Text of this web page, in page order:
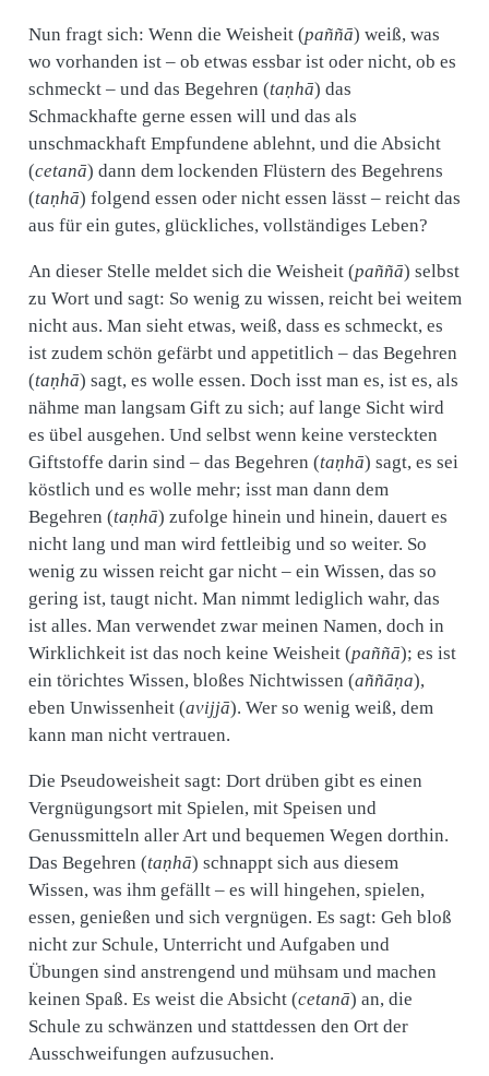
Nun fragt sich: Wenn die Weisheit (paññā) weiß, was
wo vorhanden ist – ob etwas essbar ist oder nicht, ob es
schmeckt – und das Begehren (taṇhā) das
Schmackhafte gerne essen will und das als
unschmackhaft Empfundene ablehnt, und die Absicht
(cetanā) dann dem lockenden Flüstern des Begehrens
(taṇhā) folgend essen oder nicht essen lässt – reicht das
aus für ein gutes, glückliches, vollständiges Leben?
An dieser Stelle meldet sich die Weisheit (paññā) selbst
zu Wort und sagt: So wenig zu wissen, reicht bei weitem
nicht aus. Man sieht etwas, weiß, dass es schmeckt, es
ist zudem schön gefärbt und appetitlich – das Begehren
(taṇhā) sagt, es wolle essen. Doch isst man es, ist es, als
nähme man langsam Gift zu sich; auf lange Sicht wird
es übel ausgehen. Und selbst wenn keine versteckten
Giftstoffe darin sind – das Begehren (taṇhā) sagt, es sei
köstlich und es wolle mehr; isst man dann dem
Begehren (taṇhā) zufolge hinein und hinein, dauert es
nicht lang und man wird fettleibig und so weiter. So
wenig zu wissen reicht gar nicht – ein Wissen, das so
gering ist, taugt nicht. Man nimmt lediglich wahr, das
ist alles. Man verwendet zwar meinen Namen, doch in
Wirklichkeit ist das noch keine Weisheit (paññā); es ist
ein törichtes Wissen, bloßes Nichtwissen (aññāṇa),
eben Unwissenheit (avijjā). Wer so wenig weiß, dem
kann man nicht vertrauen.
Die Pseudoweisheit sagt: Dort drüben gibt es einen
Vergnügungsort mit Spielen, mit Speisen und
Genussmitteln aller Art und bequemen Wegen dorthin.
Das Begehren (taṇhā) schnappt sich aus diesem
Wissen, was ihm gefällt – es will hingehen, spielen,
essen, genießen und sich vergnügen. Es sagt: Geh bloß
nicht zur Schule, Unterricht und Aufgaben und
Übungen sind anstrengend und mühsam und machen
keinen Spaß. Es weist die Absicht (cetanā) an, die
Schule zu schwänzen und stattdessen den Ort der
Ausschweifungen aufzusuchen.